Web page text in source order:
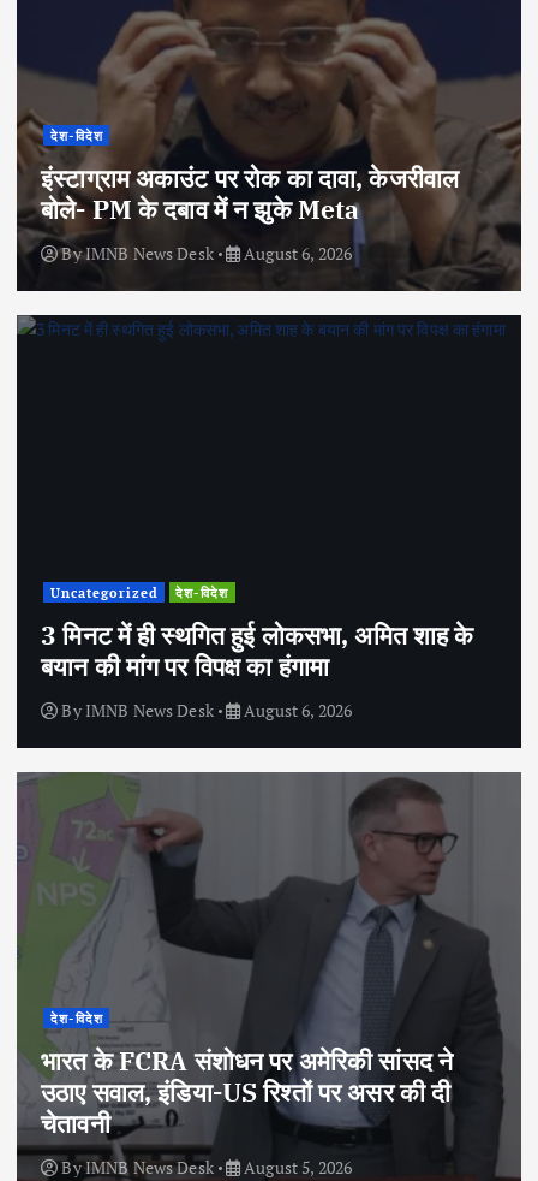
देश-विदेश
इंस्टाग्राम अकाउंट पर रोक का दावा, केजरीवाल
बोले- PM के दबाव में न झुके Meta
ByIMNB News Desk August 6, 2026
Uncategorized देश-विदेश
3 मिनट में ही स्थगित हुई लोकसभा, अमित शाह के
बयान की मांग पर विपक्ष का हंगामा
By IMNB News Desk August 6, 2026
देश-विदेश
भारत के FCRA संशोधन पर अमेरिकी सांसद ने
उठाए सवाल, इंडिया-US रिश्तों पर असर की दी
चेतावनी
ByIMNB News Desk August 5, 2026